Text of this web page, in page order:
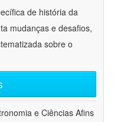
de história da
mudanças e desafios,
sobre o
e Ciências Afins